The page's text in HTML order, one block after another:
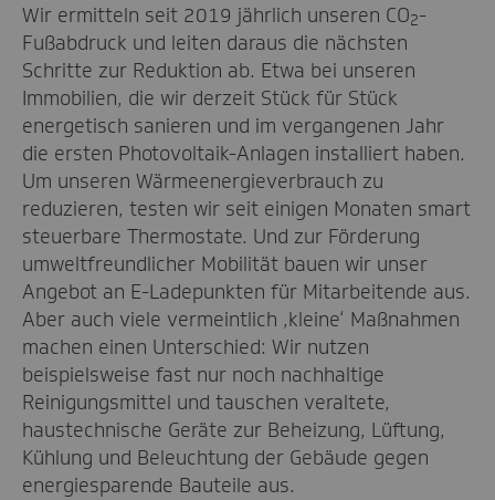
Wir ermitteln seit 2019 jährlich unseren CO2-
Fußabdruck und leiten daraus die nächsten
Schritte zur Reduktion ab. Etwa bei unseren
Immobilien, die wir derzeit Stück für Stück
energetisch sanieren und im vergangenen Jahr
die ersten Photovoltaik-Anlagen installiert haben.
Um unseren Wärmeenergieverbrauch zu
reduzieren, testen wir seit einigen Monaten smart
steuerbare Thermostate. Und zur Förderung
umweltfreundlicher Mobilität bauen wir unser
Angebot an E-Ladepunkten für Mitarbeitende aus.
Aber auch viele vermeintlich ‚kleine‘ Maßnahmen
machen einen Unterschied: Wir nutzen
beispielsweise fast nur noch nachhaltige
Reinigungsmittel und tauschen veraltete,
haustechnische Geräte zur Beheizung, Lüftung,
Kühlung und Beleuchtung der Gebäude gegen
energiesparende Bauteile aus.